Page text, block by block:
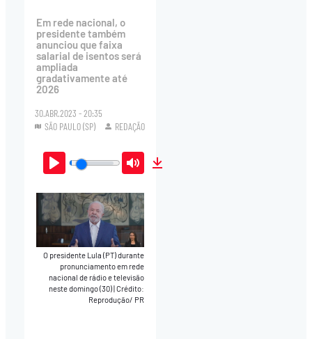
Em rede nacional, o
presidente também
anunciou que faixa
salarial de isentos será
ampliada
gradativamente até
2026
30.ABR.2023 - 20:35
SÃO PAULO (SP)
REDAÇÃO
Play Mute
O presidente Lula (PT) durante
pronunciamento em rede
nacional de rádio e televisão
neste domingo (30)|Crédito:
Reprodução/ PR